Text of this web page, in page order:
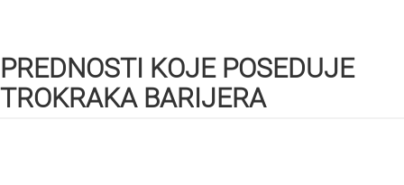
PREDNOSTI KOJE POSEDUJE
TROKRAKA BARIJERA